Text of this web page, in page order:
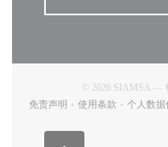
© 2026 SIAMSA —
免责声明
((在新窗口中打开))
使用条款
((在新窗口中打
个人数据